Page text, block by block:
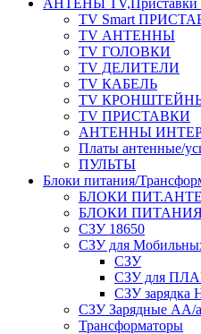
АНТЕНЫ
TV Smart
TV АНТЕННЫ
TV ГОЛОВКИ
TV ДЕЛИТЕЛИ
TV КАБЕЛЬ
TV
TV ПРИСТАВКИ
АНТЕННЫ
Платы антенные/
ПУЛЬТЫ
Блоки питания/
БЛОКИ
БЛОКИ
СЗУ 18650
СЗУ для
СЗУ
СЗУ для
СЗУ зарядка
СЗУ Зарядные АА/
Трансформаторы